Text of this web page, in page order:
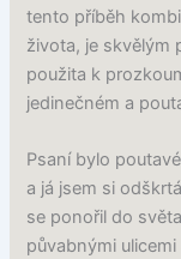
tento příběh
života, je skvělým
použita k
jedinečném a
Psaní bylo
a já jsem si
se ponořil do
půvabnými